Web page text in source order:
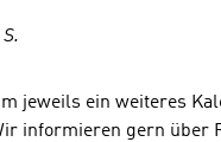
jeweils ein weiteres
informieren gern über